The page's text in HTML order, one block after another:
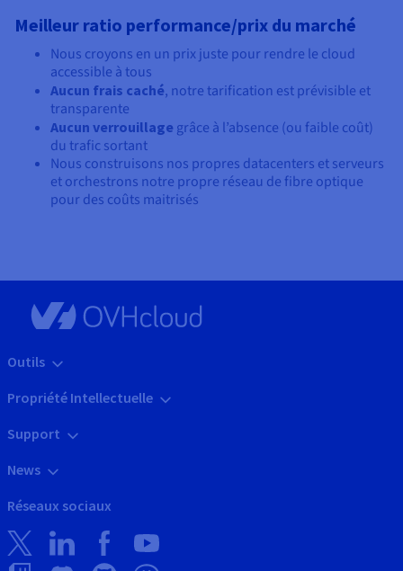
Meilleur ratio performance/prix du marché
Nous croyons en un prix juste pour rendre le cloud
accessible à tous
Aucun frais caché, notre tarification est prévisible et
transparente
Aucun verrouillage grâce à l’absence (ou faible coût)
du trafic sortant
Nous construisons nos propres datacenters et serveurs
et orchestrons notre propre réseau de fibre optique
pour des coûts maitrisés
Outils
Propriété Intellectuelle
Support
News
Réseaux sociaux